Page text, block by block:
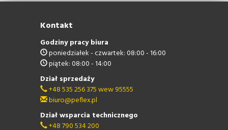
Kontakt
Godziny pracy biura
poniedziałek - czwartek: 08:00 - 16:00
piątek: 08:00 - 14:00
Dział sprzedaży
+48 535 256 375 wew 95555
biuro@peflex.pl
Dział wsparcia technicznego
+48 790 534 200